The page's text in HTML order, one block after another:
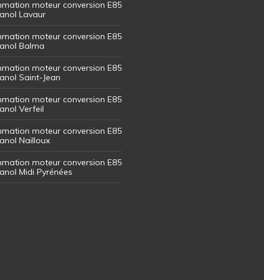
moteur conversion E85
Lavaur
moteur conversion E85
Balma
moteur conversion E85
Saint-Jean
moteur conversion E85
Verfeil
moteur conversion E85
Nailloux
moteur conversion E85
Midi Pyrénées